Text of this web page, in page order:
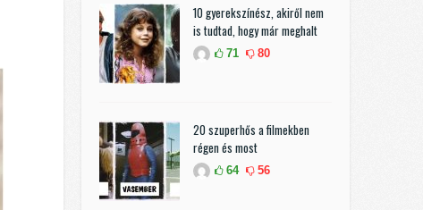
10 gyerekszínész, akiről nem
is tudtad, hogy már meghalt
71 80
20 szuperhős a filmekben
régen és most
64 56